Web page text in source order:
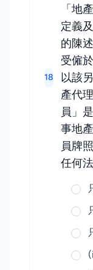
18
「地
定義
的陳
受僱
以該
產代
員」
事地
員牌
任何